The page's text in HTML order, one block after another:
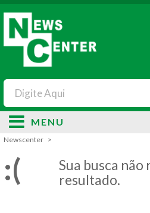
MENU
Newscenter
:(
Sua busca
resultado.